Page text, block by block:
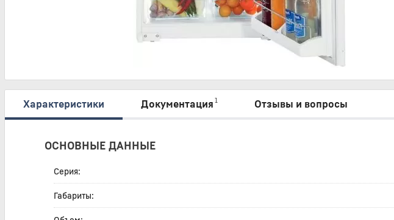
Характеристики Документация 1 Отзывы и вопросы
ОСНОВНЫЕ ДАННЫЕ
Серия:
Габариты: